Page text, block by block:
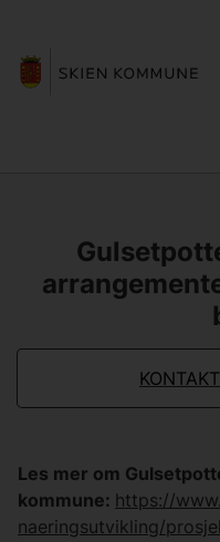
Les mer om
kommune: https://
naeringsutvikling/